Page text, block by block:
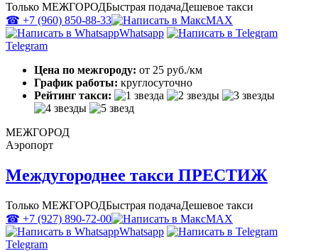
Только МЕЖГОРОДБыстрая подачаДешевое такси
☎ +7 (960) 850-88-33
MAX
Whatsapp
Telegram
Цена по межгороду: от 25 руб./км
График работы: круглосуточно
Рейтинг такси:
МЕЖГОРОД
Аэропорт
Междугороднее такси ПРЕСТИЖ
Только МЕЖГОРОДБыстрая подачаДешевое такси
☎ +7 (927) 890-72-00
MAX
Whatsapp
Telegram